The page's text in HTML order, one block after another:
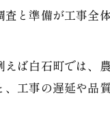
と準備が工事全
ば白石町では、
工事の遅延や品